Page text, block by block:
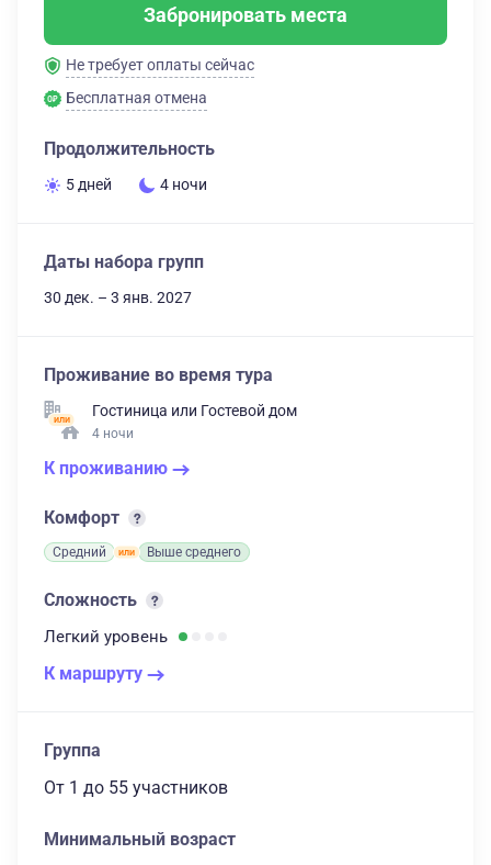
Забронировать места
Не требует оплаты сейчас
Бесплатная отмена
Продолжительность
5 дней 4 ночи
Даты набора групп
30 дек. – 3 янв. 2027
Проживание во время тура
Гостиница или Гостевой дом
4 ночи
К проживанию
Комфорт
Средний Выше среднего
Сложность
Легкий уровень
К маршруту
Группа
От 1 до 55 участников
Минимальный возраст